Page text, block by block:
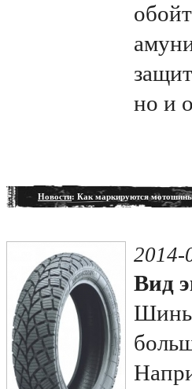
но и
Новости: Как маркируются
2014-
Вид
Шины